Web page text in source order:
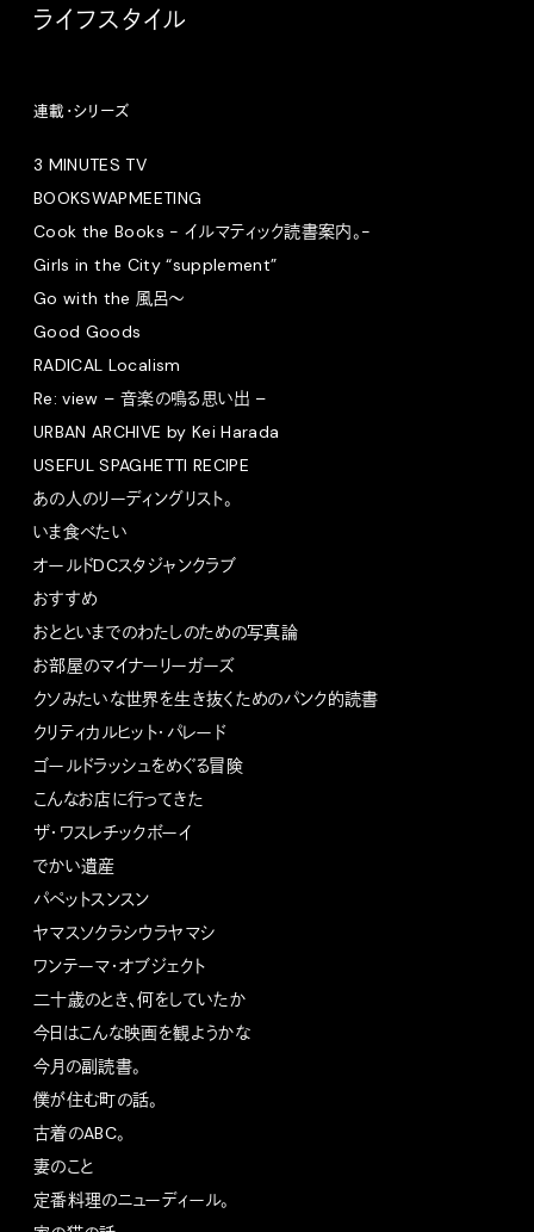
ライフスタイル
連載・シリーズ
3 MINUTES TV
BOOKSWAPMEETING
Cook the Books - イルマティック読書案内。-
Girls in the City “supplement”
Go with the 風呂〜
Good Goods
RADICAL Localism
Re: view – 音楽の鳴る思い出 –
URBAN ARCHIVE by Kei Harada
USEFUL SPAGHETTI RECIPE
あの人のリーディングリスト。
いま食べたい
オールドDCスタジャンクラブ
おすすめ
おとといまでのわたしのための写真論
お部屋のマイナーリーガーズ
クソみたいな世界を生き抜くためのパンク的読書
クリティカルヒット・パレード
ゴールドラッシュをめぐる冒険
こんなお店に行ってきた
ザ・ワスレチックボーイ
でかい遺産
パペットスンスン
ヤマスソクラシウラヤマシ
ワンテーマ・オブジェクト
二十歳のとき、何をしていたか
今日はこんな映画を観ようかな
今月の副読書。
僕が住む町の話。
古着のABC。
妻のこと
定番料理のニューディール。